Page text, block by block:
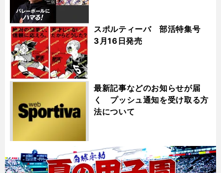
スポルティーバ 部活特集号
3月16日発売
最新記事などのお知らせが届
く プッシュ通知を受け取る方
法について